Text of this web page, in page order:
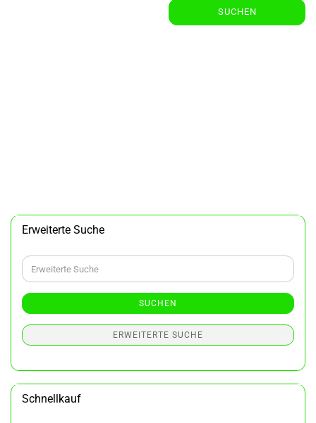
SUCHEN
Erweiterte Suche
Erweiterte
Suche
SUCHEN
ERWEITERTE SUCHE
Schnellkauf